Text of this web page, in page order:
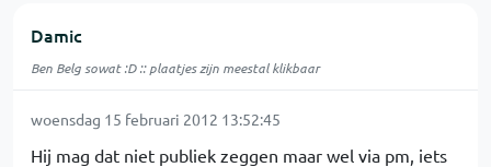
Damic
Ben Belg sowat :D :: plaatjes zijn meestal klikbaar
woensdag 15 februari 2012 13:52:45
Hij mag dat niet publiek zeggen maar wel via pm, iets